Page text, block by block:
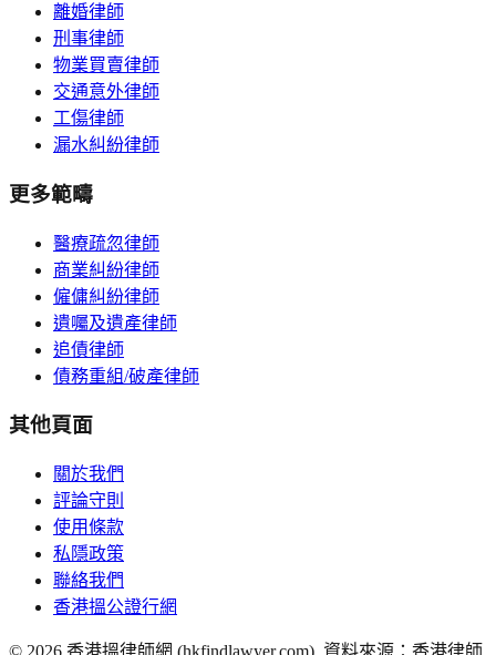
離婚律師
刑事律師
物業買賣律師
交通意外律師
工傷律師
漏水糾紛律師
更多範疇
醫療疏忽律師
商業糾紛律師
僱傭糾紛律師
遺囑及遺產律師
追債律師
債務重組/破產律師
其他頁面
關於我們
評論守則
使用條款
私隱政策
聯絡我們
香港搵公證行網